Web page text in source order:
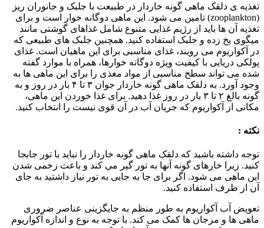
تغذیه ی دلقک ماهی گونه خاردار در طبیعت با جلبک و جانوران ریز
(zooplankton) تامین می شود. این ماهی دوگانه خوار است و برای
تغذیه آن ها باید از رژیم غذایی متنوع شامل غذاهای گوشتی مانند
میگوی یخ زده و جلبک استفاده کنید. همچنین جلبک های طبیعی که
در آکواریوم می رویند، غذای مناسبی برای این ماهیان است. غذای
پولکی دریایی با کیفیت ویژه دوگانه خوارها، همراه با موارد گفته
شده می تواند سطح مناسبی از مواد مغذی را برای این ماهی ها به
وجود آورد. به دلقک ماهی گونه خاردار جوان ۳ تا ۴ بار در روز و به
گونه بالغ ۲ تا ۳ بار در روز غذا دهید. برای غذا خوردن این ماهی،
مکانی از آکواریوم که جریان آب در آن قوی نیست را انتخاب کنید.
نکته :
توجه داشته باشید که دلقک ماهی گونه خاردار را نباید با تور جابجا
کنید. زیرا خارهای گونه آنها به تور گیر می کند و باعث زخمی شدن
این ماهی می شود. اگر برای جا به جایی به تور نیاز داشتید به جای
آن از ظرف استفاده کنید.
تعویض آب آکواریوم به طور منظم به جایگزینی عناصر ضروری
ماهی ها و مرجان ها کمک می کند. با توجه به نوع و اندازه آکواریوم